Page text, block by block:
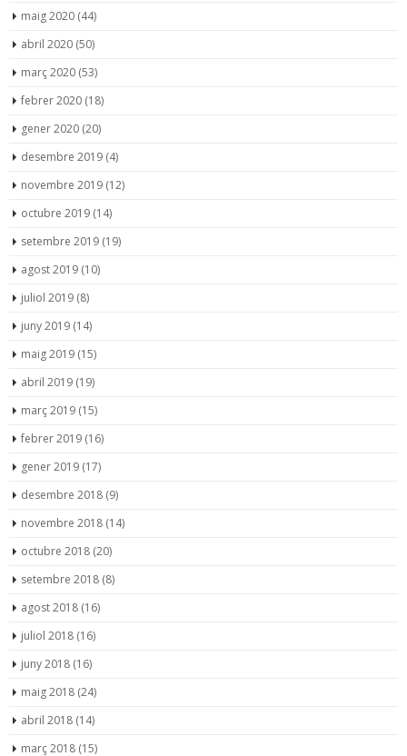
maig 2020 (44)
abril 2020 (50)
març 2020 (53)
febrer 2020 (18)
gener 2020 (20)
desembre 2019 (4)
novembre 2019 (12)
octubre 2019 (14)
setembre 2019 (19)
agost 2019 (10)
juliol 2019 (8)
juny 2019 (14)
maig 2019 (15)
abril 2019 (19)
març 2019 (15)
febrer 2019 (16)
gener 2019 (17)
desembre 2018 (9)
novembre 2018 (14)
octubre 2018 (20)
setembre 2018 (8)
agost 2018 (16)
juliol 2018 (16)
juny 2018 (16)
maig 2018 (24)
abril 2018 (14)
març 2018 (15)